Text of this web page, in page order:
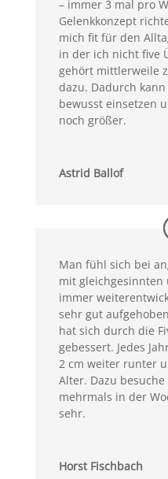
– immer 3 mal pro
Gelenkkonzept
mich fit für den
in der ich nicht five
gehört mittlerweile
dazu. Dadurch
bewusst einsetzen
noch größer.
Astrid Ballof
Man fühl sich bei
mit gleichgesinnten
immer
sehr gut
hat sich durch die
gebessert. Jedes
2 cm weiter runter
Alter. Dazu
mehrmals in der
sehr.
Horst Fischbach